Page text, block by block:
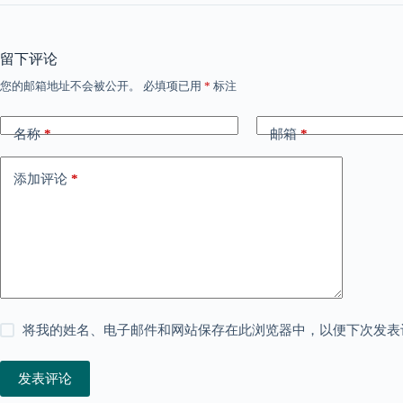
留下评论
您的邮箱地址不会被公开。 必填项已用 * 标注
名称* 邮箱*
添加评论 *
将我的姓名、电子邮件和网站保存在此浏览器中，以便下次发表
发表评论